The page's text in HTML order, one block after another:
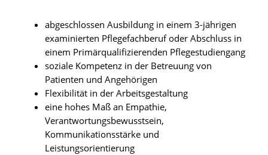
abgeschlossen Ausbildung in einem 3-jährigen
examinierten Pflegefachberuf oder Abschluss in
einem Primärqualifizierenden Pflegestudiengang
soziale Kompetenz in der Betreuung von
Patienten und Angehörigen
Flexibilität in der Arbeitsgestaltung
eine hohes Maß an Empathie,
Verantwortungsbewusstsein,
Kommunikationsstärke und
Leistungsorientierung